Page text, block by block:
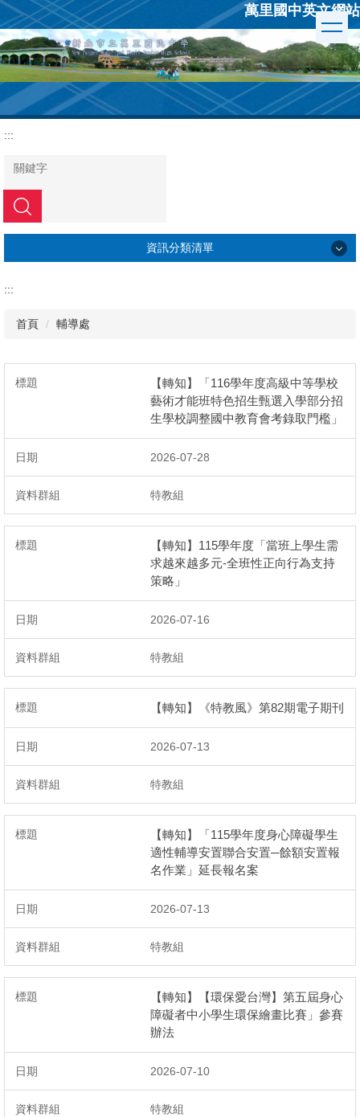
跳
到
主
要
容
區
萬里國中英文網站
:::
搜尋
資訊分類清單
行政組織
校務系統
處室表單區
新生專區
獎助學金申請
友善校園專區
防災教育專區
反霸凌專區
交通安全教育
校外人士協助教學或活動
教室設備使用登記
:::
首頁 輔導處
【轉知】「116學年度高級中等學校
藝術才能班特色招生甄選入學部分招
生學校調整國中教育會考錄取門檻」
2026-07-28
特教組
【轉知】115學年度「當班上學生需
求越來越多元-全班性正向行為支持
策略」
2026-07-16
特教組
【轉知】《特教風》第82期電子期刊
2026-07-13
特教組
【轉知】「115學年度身心障礙學生
適性輔導安置聯合安置─餘額安置報
名作業」延長報名案
2026-07-13
特教組
【轉知】【環保愛台灣】第五屆身心
障礙者中小學生環保繪畫比賽」參賽
辦法
2026-07-10
特教組